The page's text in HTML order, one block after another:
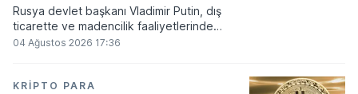
Rusya devlet başkanı Vladimir Putin, dış
ticarette ve madencilik faaliyetlerinde
kripto varlıkların kullanımına onay veren
elde edilen dijital paraların belirli şartlar
04 Ağustos 2026 17:36
KRIPTO PARA